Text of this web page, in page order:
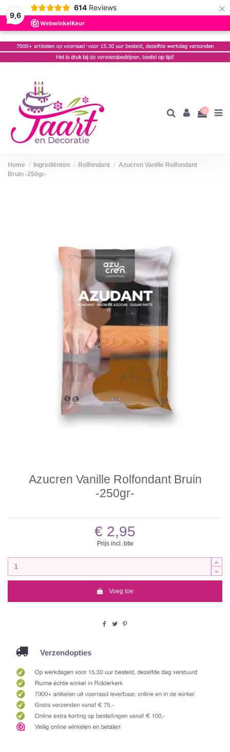
9,6
614 Reviews ×
0
Home Ingrediënten Rolfondant
Azucren Vanille Rolfondant
Bruin -250gr-
Azucren Vanille Rolfondant Bruin
-250gr-
€ 2,95
Prijs incl. btw
Voeg toe
Verzendopties